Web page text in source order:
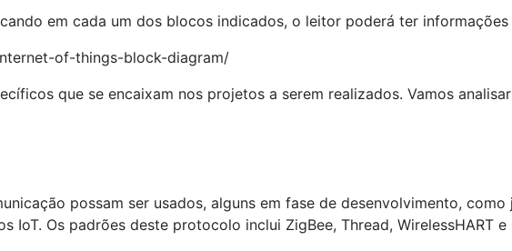
em cada um dos blocos indicados, o leitor poderá ter informações
of-things-block-diagram/
que se encaixam nos projetos a serem realizados. Vamos
possam ser usados, alguns em fase de desenvolvimento,
IoT. Os padrões deste protocolo inclui ZigBee, Thread, WirelessHART e